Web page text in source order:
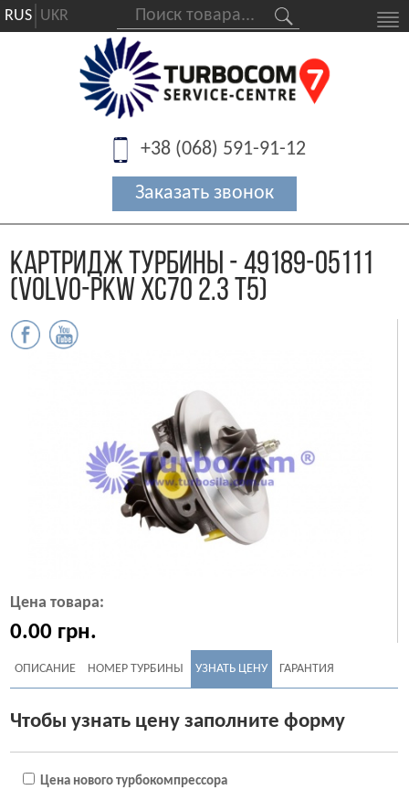
RUS UKR
+38 (068) 591-91-12
Картридж турбины - 49189-05111
(Volvo-PKW XC70 2.3 T5)
Цена товара:
0.00 грн.
ОПИСАНИЕ НОМЕР ТУРБИНЫ УЗНАТЬ ЦЕНУ ГАРАНТИЯ
Чтобы узнать цену заполните форму
Цена нового турбокомпрессора